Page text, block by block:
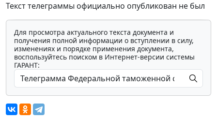
Текст телеграммы официально опубликован не был
Для просмотра актуального текста документа и
получения полной информации о вступлении в силу,
изменениях и порядке применения документа,
воспользуйтесь поиском в Интернет-версии системы
ГАРАНТ: